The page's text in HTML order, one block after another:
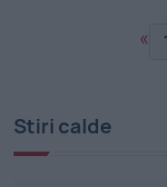
«
Stiri calde